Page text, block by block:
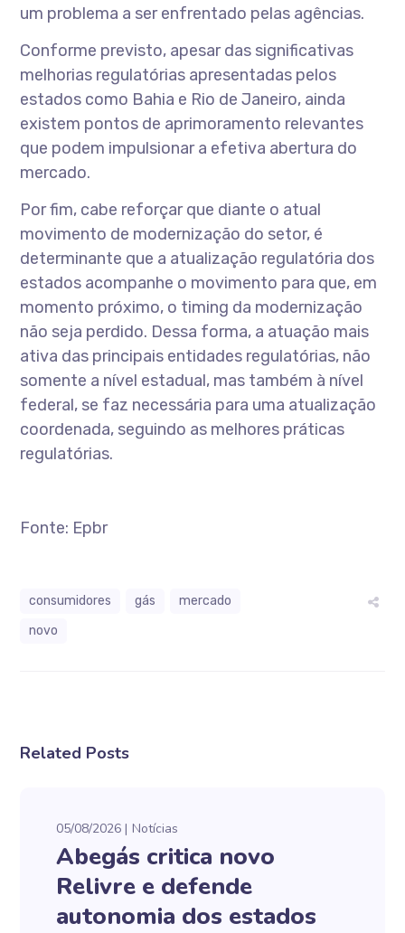
um problema a ser enfrentado pelas agências.
Conforme previsto, apesar das significativas
melhorias regulatórias apresentadas pelos
estados como Bahia e Rio de Janeiro, ainda
existem pontos de aprimoramento relevantes
que podem impulsionar a efetiva abertura do
mercado.
Por fim, cabe reforçar que diante o atual
movimento de modernização do setor, é
determinante que a atualização regulatória dos
estados acompanhe o movimento para que, em
momento próximo, o timing da modernização
não seja perdido. Dessa forma, a atuação mais
ativa das principais entidades regulatórias, não
somente a nível estadual, mas também à nível
federal, se faz necessária para uma atualização
coordenada, seguindo as melhores práticas
regulatórias.
Fonte: Epbr
consumidores gás
mercado
novo
Related Posts
05/08/2026 Notícias
Abegás critica novo
Relivre e defende
autonomia dos estados